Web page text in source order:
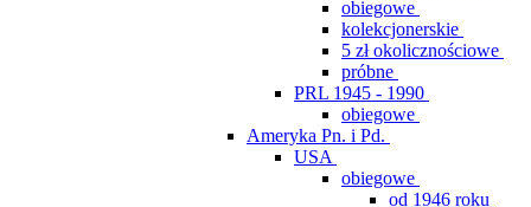
obiegowe
kolekcjonerskie
5 zł okolicznościowe
próbne
PRL 1945 - 1990
obiegowe
Ameryka Pn. i Pd.
USA
obiegowe
od 1946 roku